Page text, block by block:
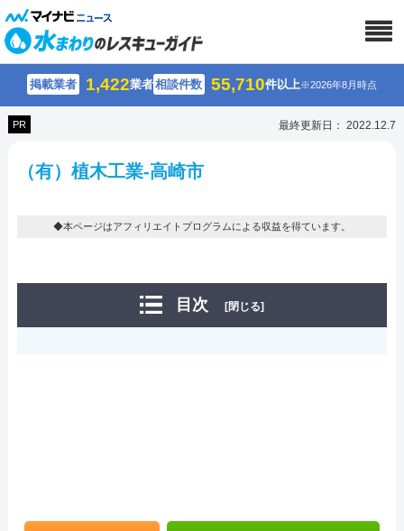
掲載業者 1,422業者相談件数 55,710件以上※2026年8月時点
PR 最終更新日： 2022.12.7
（有）植木工業-高崎市
◆本ページはアフィリエイトプログラムによる収益を得ています。
目次 [閉じる]